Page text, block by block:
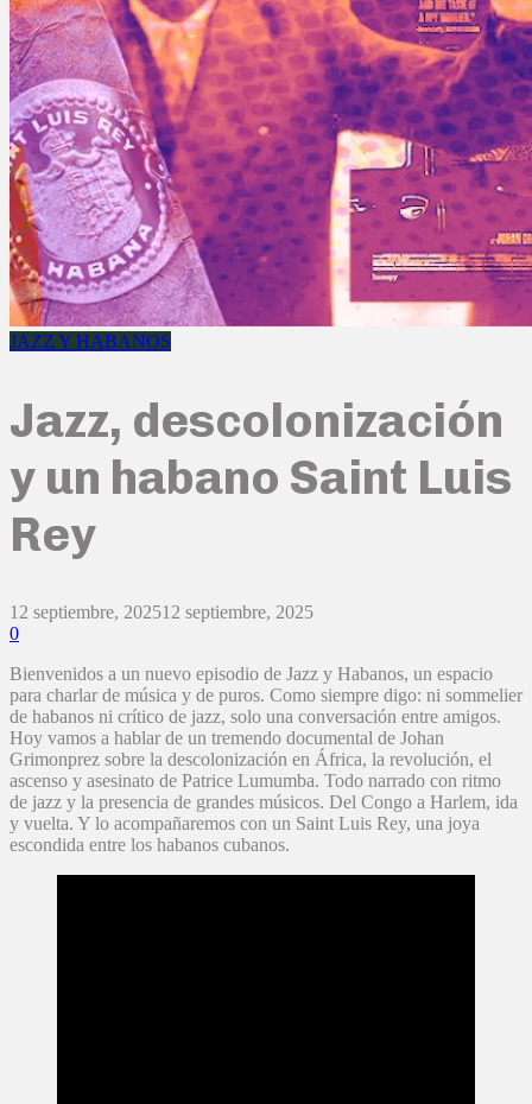
JAZZ Y HABANOS
Jazz, descolonización
y un habano Saint Luis
Rey
12 septiembre, 202512 septiembre, 2025
0
Bienvenidos a un nuevo episodio de Jazz y Habanos, un espacio
para charlar de música y de puros. Como siempre digo: ni sommelier
de habanos ni crítico de jazz, solo una conversación entre amigos.
Hoy vamos a hablar de un tremendo documental de Johan
Grimonprez sobre la descolonización en África, la revolución, el
ascenso y asesinato de Patrice Lumumba. Todo narrado con ritmo
de jazz y la presencia de grandes músicos. Del Congo a Harlem, ida
y vuelta. Y lo acompañaremos con un Saint Luis Rey, una joya
escondida entre los habanos cubanos.